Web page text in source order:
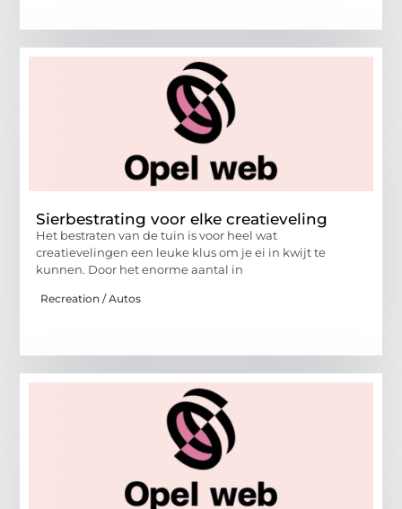
Sierbestrating voor elke creatieveling
Het bestraten van de tuin is voor heel wat
creatievelingen een leuke klus om je ei in kwijt te
kunnen. Door het enorme aantal in
Recreation / Autos